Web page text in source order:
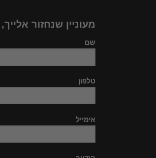
מעוניין שנחזור
שם
טלפון
אימייל